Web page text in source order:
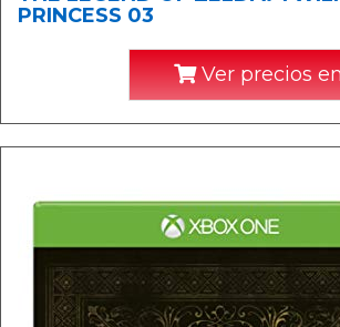
PRINCESS 03
Ver precios